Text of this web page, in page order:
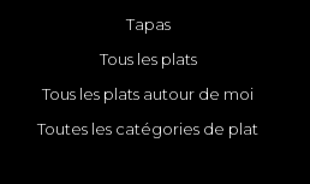
Tapas
Tous les plats
Tous les plats autour de moi
Toutes les catégories de plat